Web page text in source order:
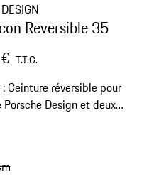
Reversible 35
T.T.C.
Ceinture réversible pour
Design et deux